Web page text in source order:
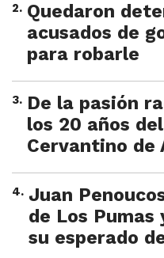
2. Quedaron
acusados de
para robarle
3. De la pasión
los 20 años
Cervantino de
4. Juan
de Los Pumas
su esperado